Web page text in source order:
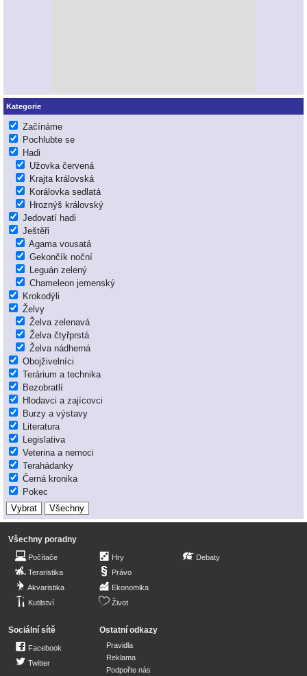
Kategorie
Začínáme
Pochlubte se
Hadi
Užovka červená
Krajta královská
Korálovka sedlatá
Hroznýš královský
Jedovatí hadi
Ještěři
Agama vousatá
Gekončík noční
Leguán zelený
Chameleon jemenský
Krokodýli
Želvy
Želva zelenavá
Želva čtyřprstá
Želva nádherná
Obojživelníci
Terárium a technika
Bezobratlí
Hlodavci a zajícovci
Burzy a výstavy
Literatura
Legislativa
Veterina a nemoci
Terahádanky
Černá kronika
Pokec
Všechny poradny
Počítače
Teraristika
Akvaristika
Kutilství
Hry
Právo
Ekonomika
Život
Debaty
Sociální sítě
Facebook
Twitter
Ostatní odkazy
Pravidla
Reklama
Podpořte nás